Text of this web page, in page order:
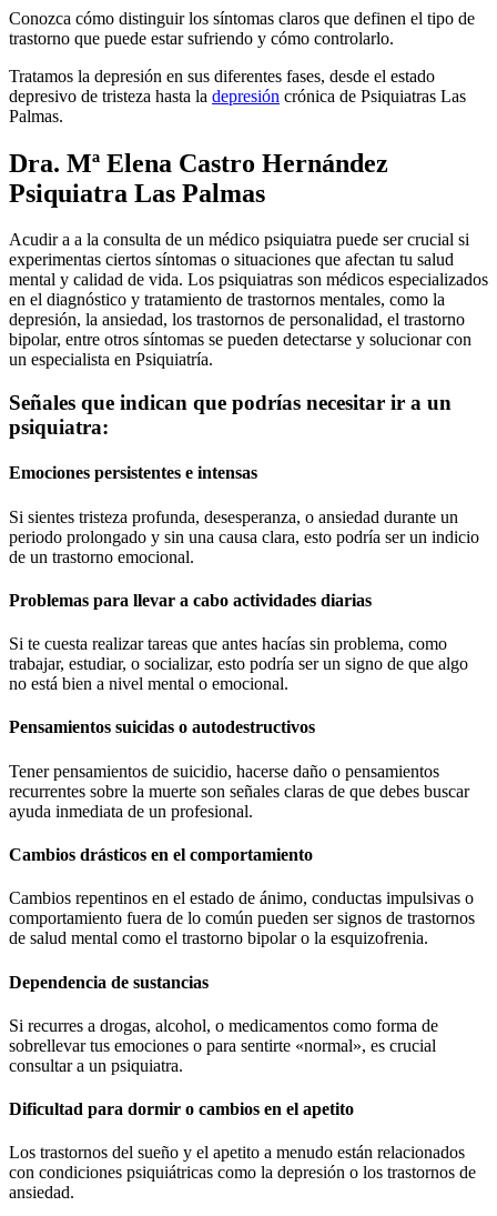
Conozca cómo distinguir los síntomas claros que definen el tipo de
trastorno que puede estar sufriendo y cómo controlarlo.
Tratamos la depresión en sus diferentes fases, desde el estado
depresivo de tristeza hasta la depresión crónica de Psiquiatras Las
Palmas.
Dra. Mª Elena Castro Hernández
Psiquiatra Las Palmas
Acudir a a la consulta de un médico psiquiatra puede ser crucial si
experimentas ciertos síntomas o situaciones que afectan tu salud
mental y calidad de vida. Los psiquiatras son médicos especializados
en el diagnóstico y tratamiento de trastornos mentales, como la
depresión, la ansiedad, los trastornos de personalidad, el trastorno
bipolar, entre otros síntomas se pueden detectarse y solucionar con
un especialista en Psiquiatría.
Señales que indican que podrías necesitar ir a un
psiquiatra:
Emociones persistentes e intensas
Si sientes tristeza profunda, desesperanza, o ansiedad durante un
periodo prolongado y sin una causa clara, esto podría ser un indicio
de un trastorno emocional.
Problemas para llevar a cabo actividades diarias
Si te cuesta realizar tareas que antes hacías sin problema, como
trabajar, estudiar, o socializar, esto podría ser un signo de que algo
no está bien a nivel mental o emocional.
Pensamientos suicidas o autodestructivos
Tener pensamientos de suicidio, hacerse daño o pensamientos
recurrentes sobre la muerte son señales claras de que debes buscar
ayuda inmediata de un profesional.
Cambios drásticos en el comportamiento
Cambios repentinos en el estado de ánimo, conductas impulsivas o
comportamiento fuera de lo común pueden ser signos de trastornos
de salud mental como el trastorno bipolar o la esquizofrenia.
Dependencia de sustancias
Si recurres a drogas, alcohol, o medicamentos como forma de
sobrellevar tus emociones o para sentirte «normal», es crucial
consultar a un psiquiatra.
Dificultad para dormir o cambios en el apetito
Los trastornos del sueño y el apetito a menudo están relacionados
con condiciones psiquiátricas como la depresión o los trastornos de
ansiedad.